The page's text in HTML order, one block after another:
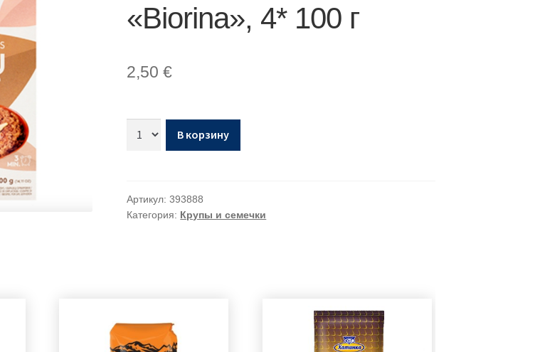
«Biorina», 4* 100 г
2,50€
В корзину
Артикул:393888
Категория: Крупы и семечки